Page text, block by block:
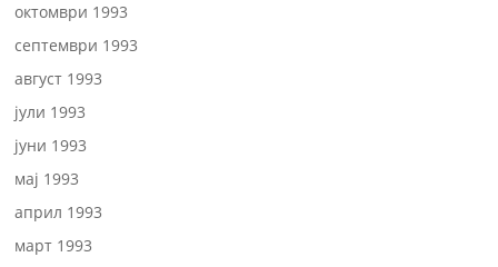
октомври 1993
септември 1993
август 1993
јули 1993
јуни 1993
мај 1993
април 1993
март 1993